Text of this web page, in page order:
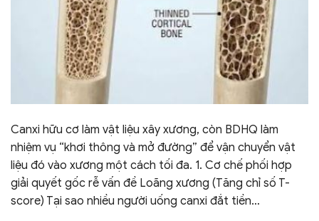
Canxi hữu cơ làm vật liệu xây xương, còn BDHQ làm
nhiệm vụ “khơi thông và mở đường” để vận chuyển vật
liệu đó vào xương một cách tối đa. 1. Cơ chế phối hợp
giải quyết gốc rễ vấn đề Loãng xương (Tăng chỉ số T-
score) Tại sao nhiều người uống canxi đắt tiền…